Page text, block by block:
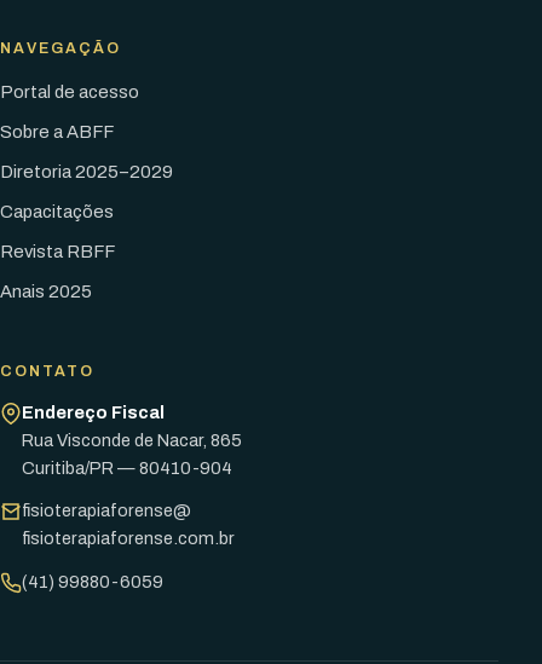
NAVEGAÇÃO
Portal de acesso
Sobre a ABFF
Diretoria 2025–2029
Capacitações
Revista RBFF
Anais 2025
CONTATO
Endereço Fiscal
Rua Visconde de Nacar, 865
Curitiba/PR — 80410-904
fisioterapiaforense@
fisioterapiaforense.com.br
(41) 99880-6059